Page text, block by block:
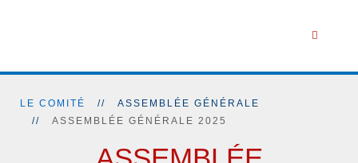
LE COMITÉ
ASSEMBLÉE GÉNÉRALE
ASSEMBLÉE GÉNÉRALE 2025